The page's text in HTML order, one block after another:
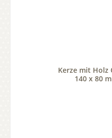
Kerze mit Holz
140 x 80